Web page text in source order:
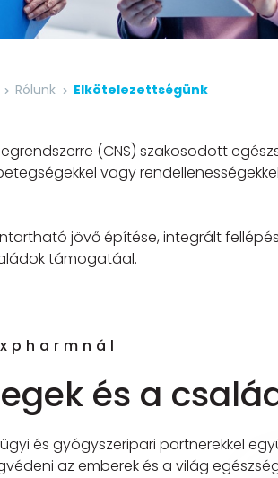
Rólunk Elkötelezettségünk
(CNS) szakosodott
vagy
jövő építése, integrált
támogatáal.
és a
és gyógyszeripari partnerekkel
az emberek és a világ